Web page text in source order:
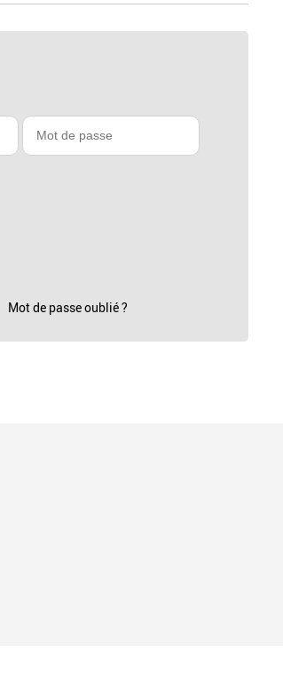
Mot de passe oublié ?